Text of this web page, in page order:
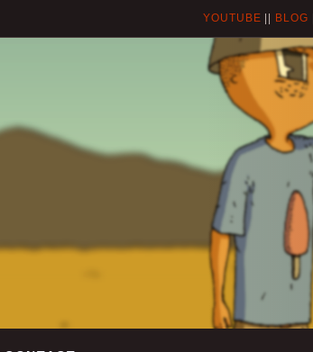
YOUTUBE BLOG